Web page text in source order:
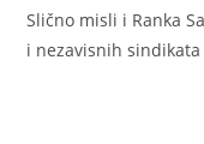
Slično misli i Ranka
i nezavisnih sindikata